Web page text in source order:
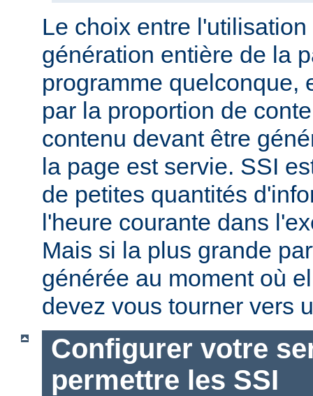
Le choix entre
génération entière de la
programme quelconque,
par la proportion de
contenu devant être
la page est servie. SSI
de petites quantités
l'heure courante dans
Mais si la plus grande
générée au moment où
devez vous tourner vers
Configurer votre
permettre les SSI